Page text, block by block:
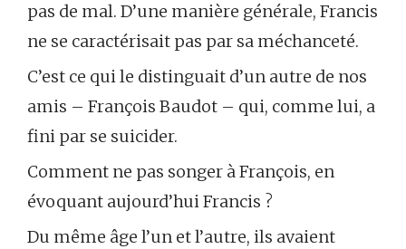
pas de mal. D’une manière générale, Francis
ne se caractérisait pas par sa méchanceté.
C’est ce qui le distinguait d’un autre de nos
amis – François Baudot – qui, comme lui, a
fini par se suicider.
Comment ne pas songer à François, en
évoquant aujourd’hui Francis ?
Du même âge l’un et l’autre, ils avaient